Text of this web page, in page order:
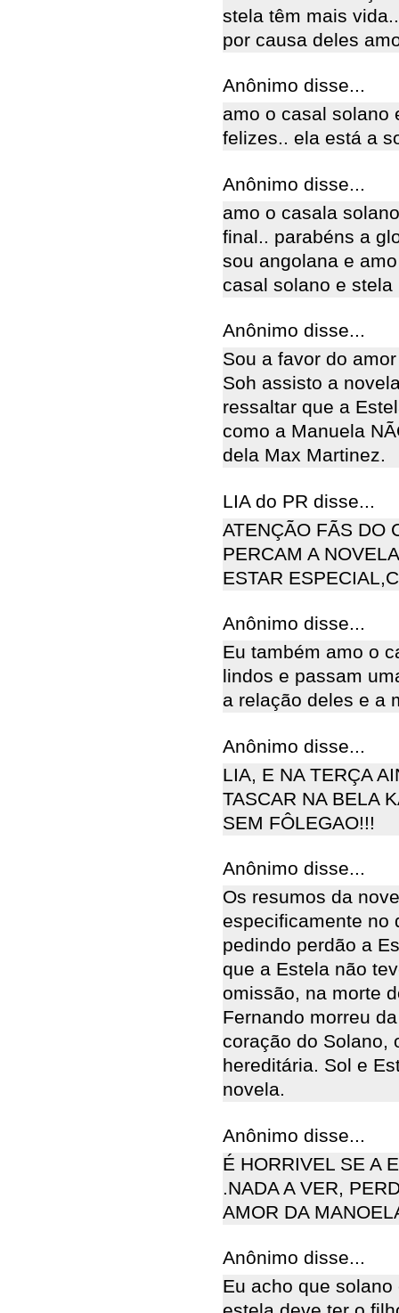
stela têm mais
por causa deles
Anônimo disse...
amo o casal solano
felizes.. ela está a
Anônimo disse...
amo o casala
final.. parabéns a
sou angolana e
casal solano e stela
Anônimo disse...
Sou a favor do
Soh assisto a
ressaltar que a
como a Manuela
dela Max Martinez.
LIA do PR disse...
ATENÇÃO FÃS DO
PERCAM A
ESTAR
Anônimo disse...
Eu também amo o
lindos e passam
a relação deles e a
Anônimo disse...
LIA, E NA TERÇA
TASCAR NA BELA
SEM FÔLEGAO!!!
Anônimo disse...
Os resumos da
especificamente no
pedindo perdão a
que a Estela não
omissão, na morte
Fernando morreu
coração do Solano,
hereditária. Sol e
novela.
Anônimo disse...
É HORRIVEL SE A
.NADA A VER,
AMOR DA
Anônimo disse...
Eu acho que